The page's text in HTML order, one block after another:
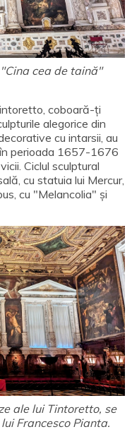
cea de taină"
coboară-ți
alegorice din
cu intarsii, au
perioada 1657-1676
Ciclul sculptural
cu statuia lui Mercur,
cu "Melancolia" și
ale lui Tintoretto, se
Francesco Pianta.